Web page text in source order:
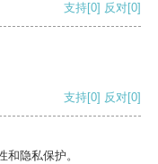
支持[0] 反对[0]
支持[0] 反对[0]
隐私保护。